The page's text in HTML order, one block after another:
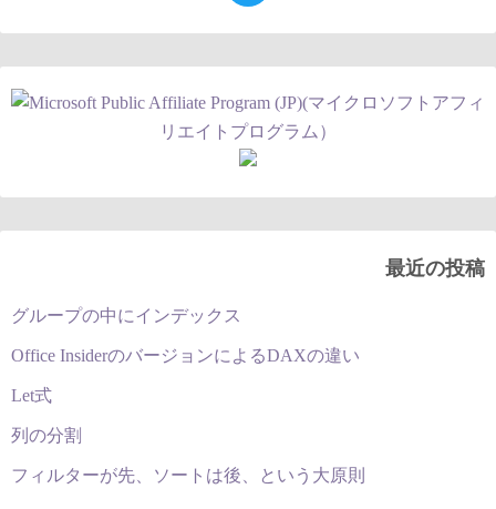
最近の投稿
グループの中にインデックス
Office InsiderのバージョンによるDAXの違い
Let式
列の分割
フィルターが先、ソートは後、という大原則